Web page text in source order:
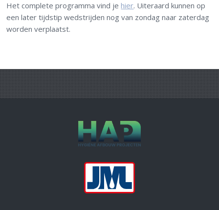
Het complete programma vind jehier. Uiteraard kunnen op
een later tijdstip wedstrijden nog van zondag naar zaterdag
worden verplaatst.